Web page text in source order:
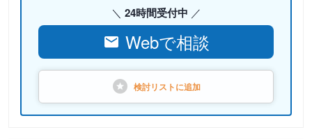
24時間受付中
Webで相談
検討リストに追加